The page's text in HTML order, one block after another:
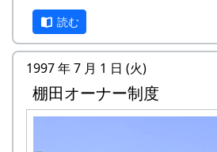
画の抽選が行なわ
5月14日（日） 2000-05-14
植え
田植え
そのまま乾燥機に
9月26日（日）
オーナー田の稲刈り
鎌で刈って、稲木
て、天日干しにし
読む
1997 年 7 月 1 日 (火)
棚田オーナー制度